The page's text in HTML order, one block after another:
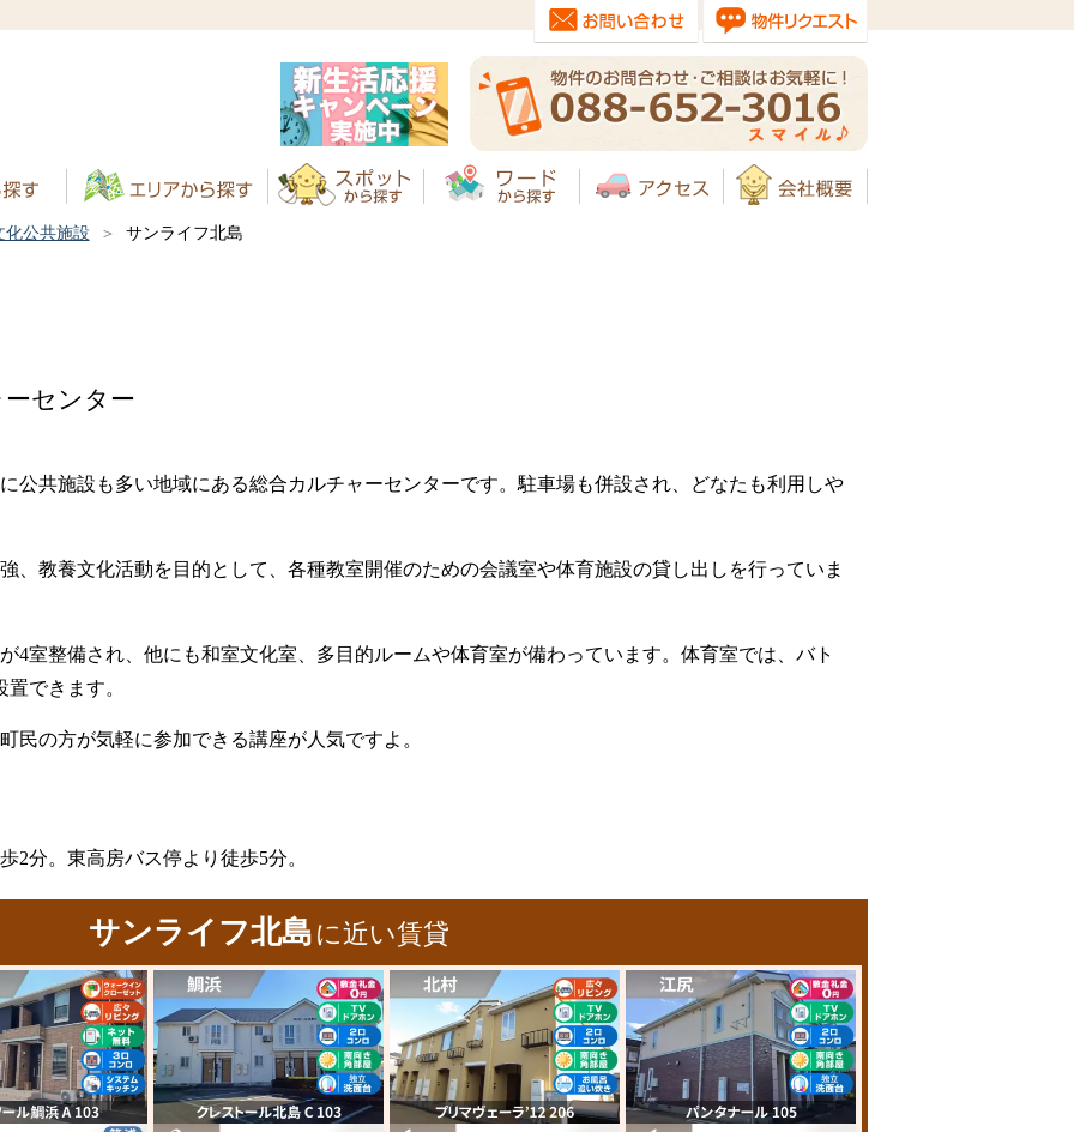
化公共施設 サンライフ北島
センター
公共施設も多い地域にある総合カルチャーセンターです。駐車場も併設され、どなたも利用しや
、教養文化活動を目的として、各種教室開催のための会議室や体育施設の貸し出しを行っていま
4室整備され、他にも和室文化室、多目的ルームや体育室が備わっています。体育室では、バト
できます。
民の方が気軽に参加できる講座が人気ですよ。
2分。東高房バス停より徒歩5分。
サンライフ北島 に近い賃貸